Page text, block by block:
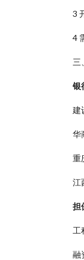
3
4
三
银
建
华
重
江
担
工
融